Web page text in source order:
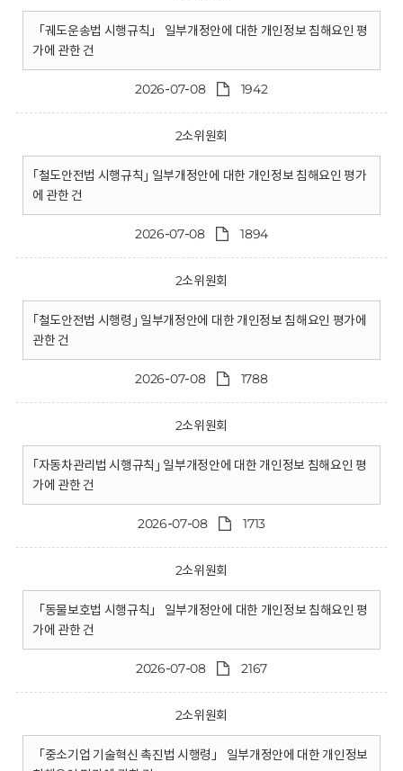
「궤도운송법 시행규칙」 일부개정안에 대한 개인정보 침해요인 평
가에 관한 건
2026-07-08 1942
2소위원회
｢철도안전법 시행규칙｣ 일부개정안에 대한 개인정보 침해요인 평가
에 관한 건
2026-07-08 1894
2소위원회
｢철도안전법 시행령｣ 일부개정안에 대한 개인정보 침해요인 평가에
관한 건
2026-07-08 1788
2소위원회
｢자동차관리법 시행규칙｣ 일부개정안에 대한 개인정보 침해요인 평
가에 관한 건
2026-07-08 1713
2소위원회
「동물보호법 시행규칙」 일부개정안에 대한 개인정보 침해요인 평
가에 관한 건
2026-07-08 2167
2소위원회
「중소기업 기술혁신 촉진법 시행령」 일부개정안에 대한 개인정보